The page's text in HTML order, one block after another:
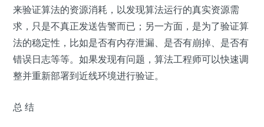
来验证算法的资源消耗，以发现算法运行的真实资源需
求，只是不真正发送告警而已；另一方面，是为了验证算
法的稳定性，比如是否有内存泄漏、是否有崩掉、是否有
错误日志等等。如果发现有问题，算法工程师可以快速调
整并重新部署到近线环境进行验证。
总 结